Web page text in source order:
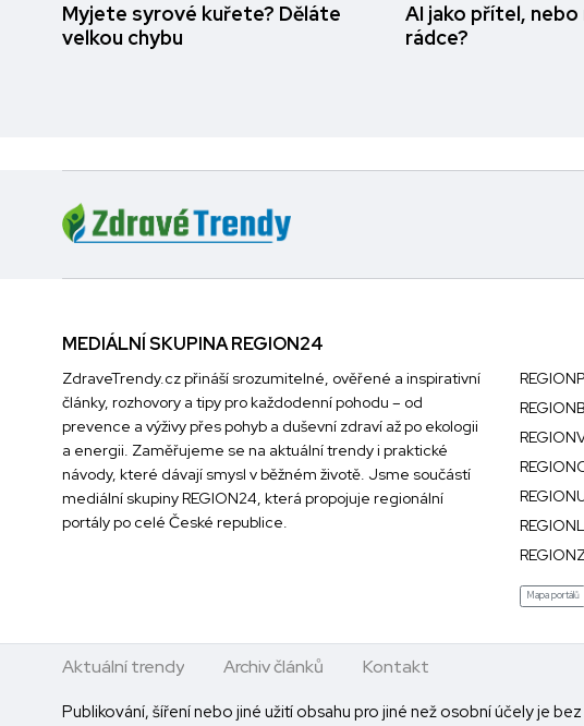
Myjete syrové kuřete? Děláte
velkou chybu
AI jako přítel,
rádce?
MEDIÁLNÍ SKUPINA REGION24
ZdraveTrendy.cz přináší srozumitelné, ověřené a inspirativní
články, rozhovory a tipy pro každodenní pohodu – od
prevence a výživy přes pohyb a duševní zdraví až po ekologii
a energii. Zaměřujeme se na aktuální trendy i praktické
návody, které dávají smysl v běžném životě. Jsme součástí
mediální skupinyREGION24, která propojuje regionální
portály po celé České republice.
Mapa portálů
Aktuální trendy Archiv článků Kontakt
Publikování, šíření nebo jiné užití obsahu pro jiné než osobní účely je